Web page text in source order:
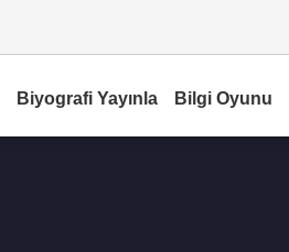
Biyografi Yayınla Bilgi Oyunu